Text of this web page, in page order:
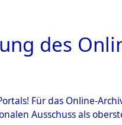
des
Für das Online-
Ausschuss als